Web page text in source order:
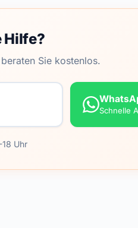
Hilfe?
Sie kostenlos.
Schnelle
Uhr